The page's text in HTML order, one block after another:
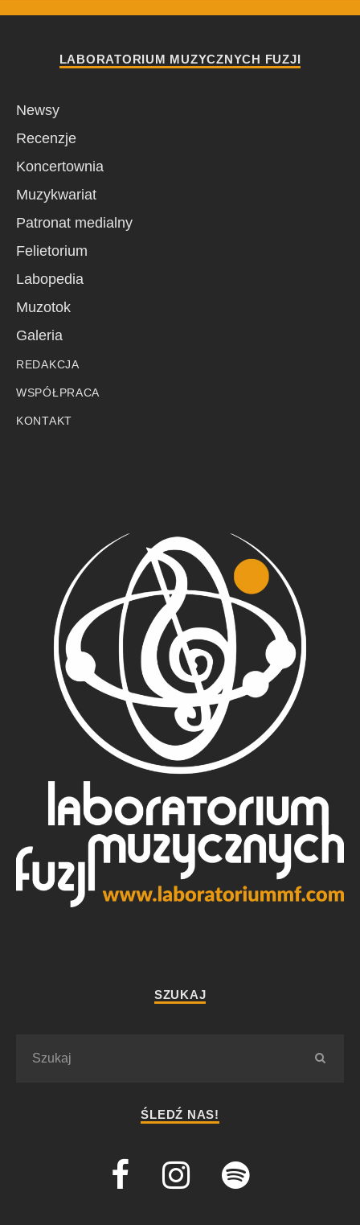
LABORATORIUM MUZYCZNYCH FUZJI
Newsy
Recenzje
Koncertownia
Muzykwariat
Patronat medialny
Felietorium
Labopedia
Muzotok
Galeria
REDAKCJA
WSPÓŁPRACA
KONTAKT
SZUKAJ
ŚLEDŹ NAS!